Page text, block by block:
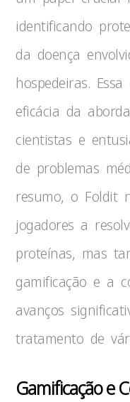
identificando
da doença
hospedeiras.
eficácia da
cientistas e
de problemas
resumo, o Foldit
jogadores a
proteínas, mas
gamificação e a
avanços
tratamento de
Gamificação e